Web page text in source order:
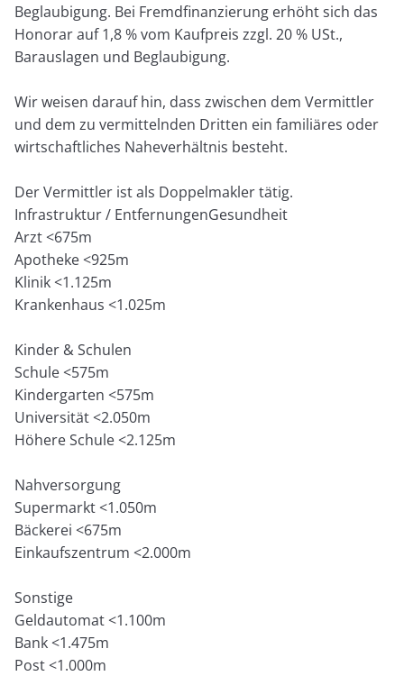
Beglaubigung. Bei Fremdfinanzierung erhöht sich das
Honorar auf 1,8 % vom Kaufpreis zzgl. 20 % USt.,
Barauslagen und Beglaubigung.
Wir weisen darauf hin, dass zwischen dem Vermittler
und dem zu vermittelnden Dritten ein familiäres oder
wirtschaftliches Naheverhältnis besteht.
Der Vermittler ist als Doppelmakler tätig.
Infrastruktur / EntfernungenGesundheit
Arzt <675m
Apotheke <925m
Klinik <1.125m
Krankenhaus <1.025m
Kinder & Schulen
Schule <575m
Kindergarten <575m
Universität <2.050m
Höhere Schule <2.125m
Nahversorgung
Supermarkt <1.050m
Bäckerei <675m
Einkaufszentrum <2.000m
Sonstige
Geldautomat <1.100m
Bank <1.475m
Post <1.000m